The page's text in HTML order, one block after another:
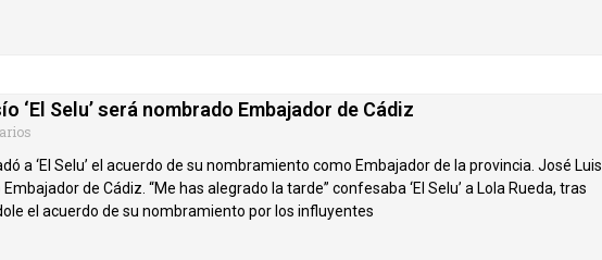
‘El Selu’ será nombrado Embajador de Cádiz
a ‘El Selu’ el acuerdo de su nombramiento como Embajador de la provincia. José Luis
de Cádiz. “Me has alegrado la tarde” confesaba ‘El Selu’ a Lola Rueda, tras
el acuerdo de su nombramiento por los influyentes